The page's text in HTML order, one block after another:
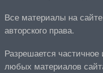
Все материалы на
авторского права.
Разрешается
любых материалов